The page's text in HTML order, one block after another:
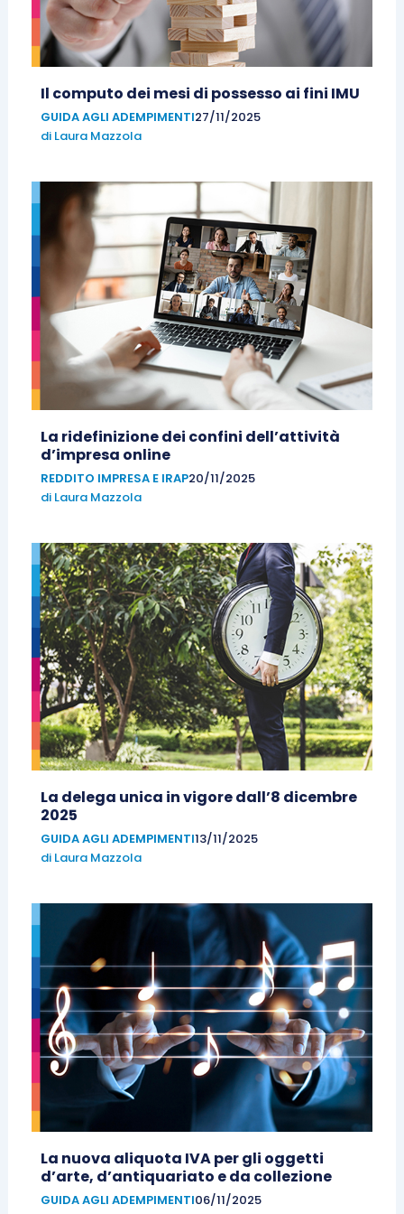
Il computo dei mesi di possesso ai fini IMU
GUIDA AGLI ADEMPIMENTI27/11/2025
di Laura Mazzola
La ridefinizione dei confini dell’attività
d’impresa online
REDDITO IMPRESA E IRAP20/11/2025
di Laura Mazzola
La delega unica in vigore dall’8 dicembre
2025
GUIDA AGLI ADEMPIMENTI13/11/2025
di Laura Mazzola
La nuova aliquota IVA per gli oggetti
d’arte, d’antiquariato e da collezione
GUIDA AGLI ADEMPIMENTI06/11/2025